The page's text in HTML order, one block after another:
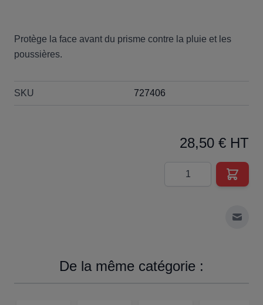
Protège la face avant du prisme contre la pluie et les
poussières.
SKU 727406
28,50 € HT
Quantité
De la même catégorie :